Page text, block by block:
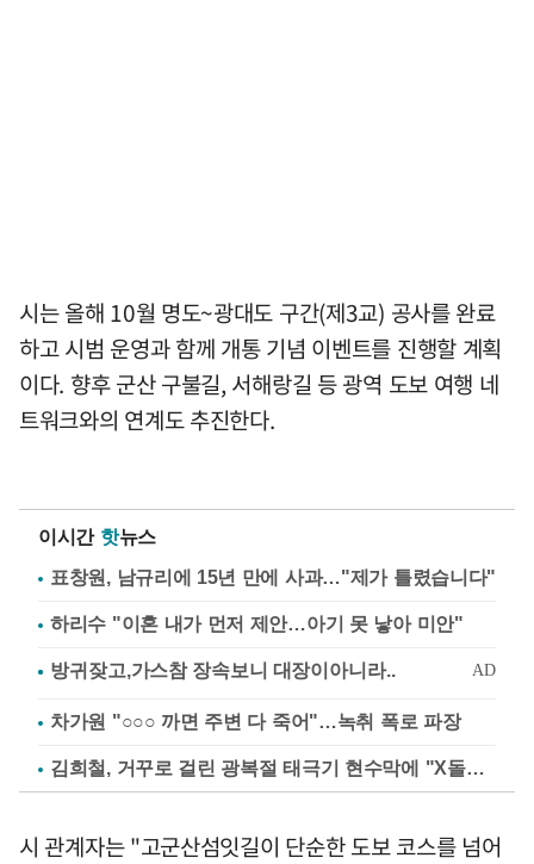
시는 올해 10월 명도~광대도 구간(제3교) 공사를 완료
하고 시범 운영과 함께 개통 기념 이벤트를 진행할 계획
이다. 향후 군산 구불길, 서해랑길 등 광역 도보 여행 네
트워크와의 연계도 추진한다.
이시간 핫뉴스
표창원, 남규리에 15년 만에 사과…"제가 틀렸습니다"
하리수 "이혼 내가 먼저 제안…아기 못 낳아 미안"
차가원 "○○○ 까면 주변 다 죽어"…녹취 폭로 파장
김희철, 거꾸로 걸린 광복절 태극기 현수막에 "X돌았네"
시 관계자는 "고군산섬잇길이 단순한 도보 코스를 넘어